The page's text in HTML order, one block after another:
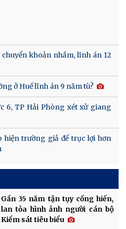
khoản nhầm, lĩnh án 12
ở Huế lĩnh án 9 năm tù?
6, TP Hải Phòng xét xử giang
hiện trường giả để trục lợi hơn
Gần 35 năm tận tụy cống hiến,
lan tỏa hình ảnh người cán bộ
Kiểm sát tiêu biểu